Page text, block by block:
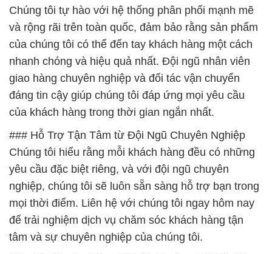
Chúng tôi tự hào với hệ thống phân phối mạnh mẽ
và rộng rãi trên toàn quốc, đảm bảo rằng sản phẩm
của chúng tôi có thể đến tay khách hàng một cách
nhanh chóng và hiệu quả nhất. Đội ngũ nhân viên
giao hàng chuyên nghiệp và đối tác vận chuyển
đáng tin cậy giúp chúng tôi đáp ứng mọi yêu cầu
của khách hàng trong thời gian ngắn nhất.
### Hỗ Trợ Tận Tâm từ Đội Ngũ Chuyên Nghiệp
Chúng tôi hiểu rằng mỗi khách hàng đều có những
yêu cầu đặc biệt riêng, và với đội ngũ chuyên
nghiệp, chúng tôi sẽ luôn sẵn sàng hỗ trợ bạn trong
mọi thời điểm. Liên hệ với chúng tôi ngay hôm nay
để trải nghiệm dịch vụ chăm sóc khách hàng tận
tâm và sự chuyên nghiệp của chúng tôi.